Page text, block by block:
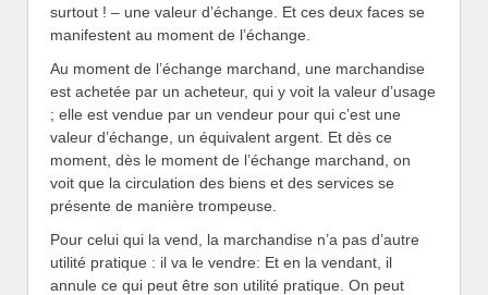
surtout ! – une valeur d’échange. Et ces deux faces se
manifestent au moment de l’échange.
Au moment de l’échange marchand, une marchandise
est achetée par un acheteur, qui y voit la valeur d’usage
; elle est vendue par un vendeur pour qui c’est une
valeur d’échange, un équivalent argent. Et dès ce
moment, dès le moment de l’échange marchand, on
voit que la circulation des biens et des services se
présente de manière trompeuse.
Pour celui qui la vend, la marchandise n’a pas d’autre
utilité pratique : il va le vendre: Et en la vendant, il
annule ce qui peut être son utilité pratique. On peut